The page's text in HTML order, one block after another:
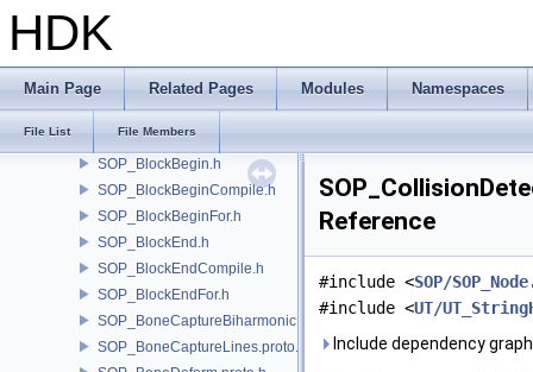
HDK
Main Page Related Pages Modules Namespaces
File List File Members
SOP_Blast.proto.h
SOP_BlendShapes-2.0.proto.h
SOP_BlendShapes.h
SOP_BlendShapes.proto.h
SOP_BlockBegin.h
SOP_BlockBeginCompile.h
SOP_BlockBeginFor.h
SOP_BlockEnd.h
SOP_BlockEndCompile.h
SOP_BlockEndFor.h
SOP_BoneCaptureBiharmonic.proto.h
SOP_BoneCaptureLines.proto.h
Reference
#include <SOP/
#include <UT/
Include dependency